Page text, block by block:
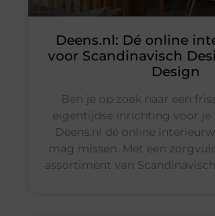
Deens.nl: Dé online
voor Scandinavisch
Design
Ben je op zoek naar een
eigentijdse inrichting voor je
Deens.nl dé online
mag missen. Met een
assortiment van